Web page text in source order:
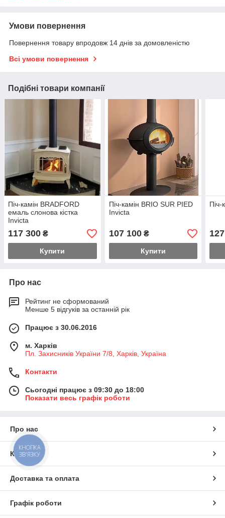
Умови повернення
Повернення товару впродовж 14 днів за домовленістю
Всі умови повернення
Подібні товари компанії
Піч-камін BRADFORD
емаль слонова кістка
Invicta
117 300 ₴
Купити
Піч-камін BRIO SUR PIED
Invicta
107 100₴
Купити
Піч-
Про нас
Рейтинг не сформований
Менше 5 відгуків за останній рік
Працює з 30.06.2016
м. Харків
Пл. Захисників України 7/8, Харків, Україна
Контакти
Сьогодні працює з 09:30 до 18:00
Показати весь графік роботи
Про нас
Контакти
Доставка та оплата
Графік роботи
КНОПКА
ЗВ'ЯЗКУ